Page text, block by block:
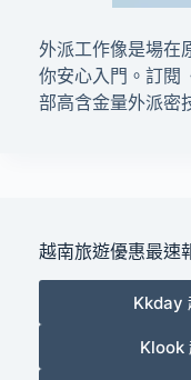
外派工作像是場在
你安心入門。訂閱
部高含金量外派密
越南旅遊優惠最速
Kkday
Klook